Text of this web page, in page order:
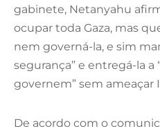
gabinete, Netanyahu
ocupar toda Gaza, mas
nem governá-la, e sim
segurança” e entregá-la a
governem” sem ameaçar
De acordo com o